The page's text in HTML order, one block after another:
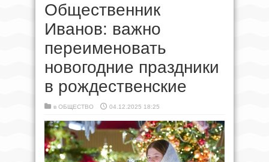
Общественник
Иванов: важно
переименовать
новогодние праздники
в рождественские
в ОБЩЕСТВО 04.12.2025 18:25